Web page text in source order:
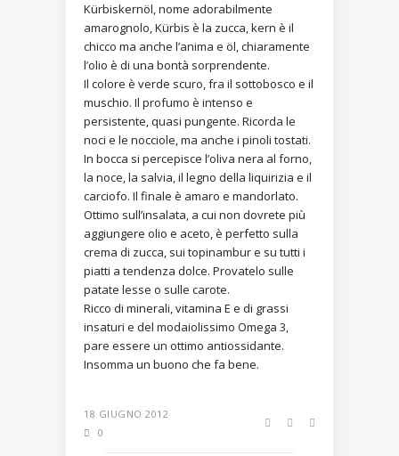
Kürbiskernöl, nome adorabilmente
amarognolo, Kürbis è la zucca, kern è il
chicco ma anche l’anima e öl, chiaramente
l’olio è di una bontà sorprendente.
Il colore è verde scuro, fra il sottobosco e il
muschio. Il profumo è intenso e
persistente, quasi pungente. Ricorda le
noci e le nocciole, ma anche i pinoli tostati.
In bocca si percepisce l’oliva nera al forno,
la noce, la salvia, il legno della liquirizia e il
carciofo. Il finale è amaro e mandorlato.
Ottimo sull’insalata, a cui non dovrete più
aggiungere olio e aceto, è perfetto sulla
crema di zucca, sui topinambur e su tutti i
piatti a tendenza dolce. Provatelo sulle
patate lesse o sulle carote.
Ricco di minerali, vitamina E e di grassi
insaturi e del modaiolissimo Omega 3,
pare essere un ottimo antiossidante.
Insomma un buono che fa bene.
18 GIUGNO 2012
0